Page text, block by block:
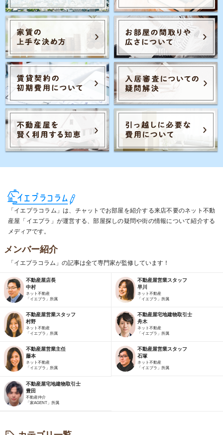
Posts navigation …
「イエプラコラム」は、チャットでお部屋を紹介する来店不要のネット不動
産屋「イエプラ」が運営する、部屋探しの疑問や街の情報について紹介する
メディアです。
メンバー紹介
「イエプラコラム」の記事は全て専門家が監修しています！
不動産屋店長
中村
ネット不動産
「イエプラ」所属
不動産屋営業スタッフ
早川
ネット不動産
「イエプラ」所属
不動産屋営業スタッフ
村野
ネット不動産
「イエプラ」所属
不動産屋宅地建物取引士
舟木
ネット不動産
「イエプラ」所属
不動産屋営業主任
藤本
ネット不動産
「イエプラ」所属
不動産屋営業スタッフ
石塚
ネット不動産
「イエプラ」所属
不動産屋宅地建物取引士
豊田
不動産仲介
「家AGENT」所属